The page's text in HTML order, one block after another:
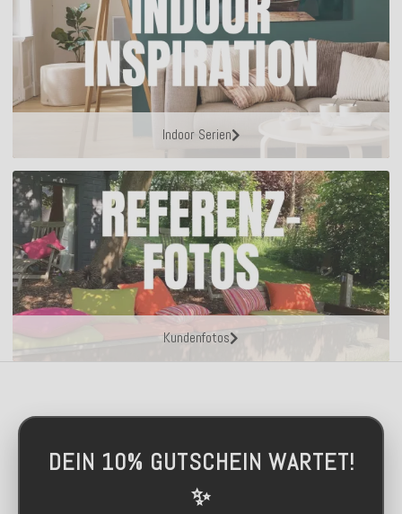
Indoor Serien
Kundenfotos
DEIN 10% GUTSCHEIN WARTET!
✨